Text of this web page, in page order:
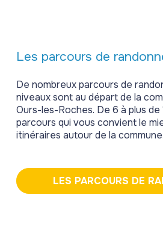
Les parcours de
De nombreux parcours de
niveaux sont au départ de la
Ours-les-Roches. De 6 à plus
parcours qui vous convient le
itinéraires autour de la commune.
LES PARCOURS DE